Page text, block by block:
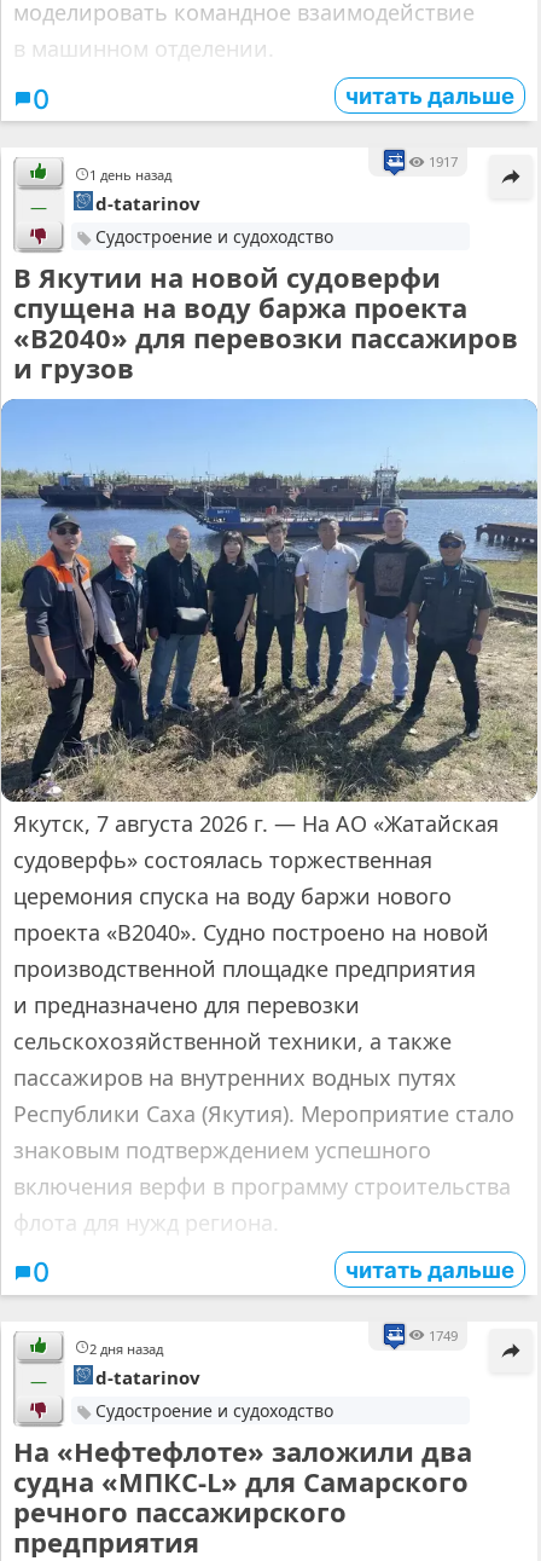
моделировать командное взаимодействие
в машинном отделении.
0 читать дальше
1 день назад
1917
— d-tatarinov
Судостроение и судоходство
В Якутии на новой судоверфи
спущена на воду баржа проекта
«В2040» для перевозки пассажиров
и грузов
Якутск, 7 августа 2026 г. — На АО «Жатайская
судоверфь» состоялась торжественная
церемония спуска на воду баржи нового
проекта «В2040». Судно построено на новой
производственной площадке предприятия
и предназначено для перевозки
сельскохозяйственной техники, а также
пассажиров на внутренних водных путях
Республики Саха (Якутия). Мероприятие стало
знаковым подтверждением успешного
включения верфи в программу строительства
флота для нужд региона.
0 читать дальше
2 дня назад
1749
— d-tatarinov
Судостроение и судоходство
На «Нефтефлоте» заложили два
судна «МПКС-L» для Самарского
речного пассажирского
предприятия